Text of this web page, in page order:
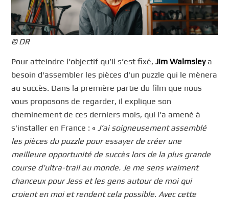
© DR
Pour atteindre l’objectif qu’il s’est fixé,Jim Walmsleya
besoin d’assembler les pièces d’un puzzle qui le mènera
au succès. Dans la première partie du film que nous
vous proposons de regarder, il explique son
cheminement de ces derniers mois, qui l’a amené à
s’installer en France : «J’ai soigneusement assemblé
les pièces du puzzle pour essayer de créer une
meilleure opportunité de succès lors de la plus grande
course d’ultra-trail au monde. Je me sens vraiment
chanceux pour Jess et les gens autour de moi qui
croient en moi et rendent cela possible. Avec cette